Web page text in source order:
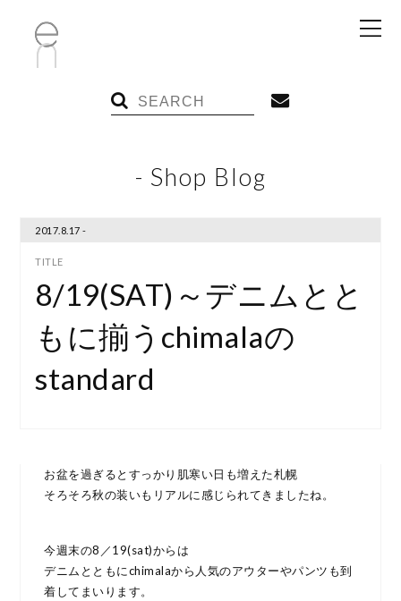
- Shop Blog
2017.8.17 -
8/19(SAT)～デニムとと
もに揃うchimalaの
standard
お盆を過ぎるとすっかり肌寒い日も増えた札幌
そろそろ秋の装いもリアルに感じられてきましたね。
今週末の8／19(sat)からは
デニムとともにchimalaから人気のアウターやパンツも到
着してまいります。